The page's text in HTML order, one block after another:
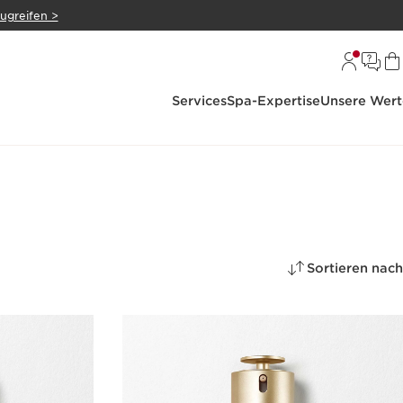
>
ServicesSpa-ExpertiseUnsere
Sortieren nach